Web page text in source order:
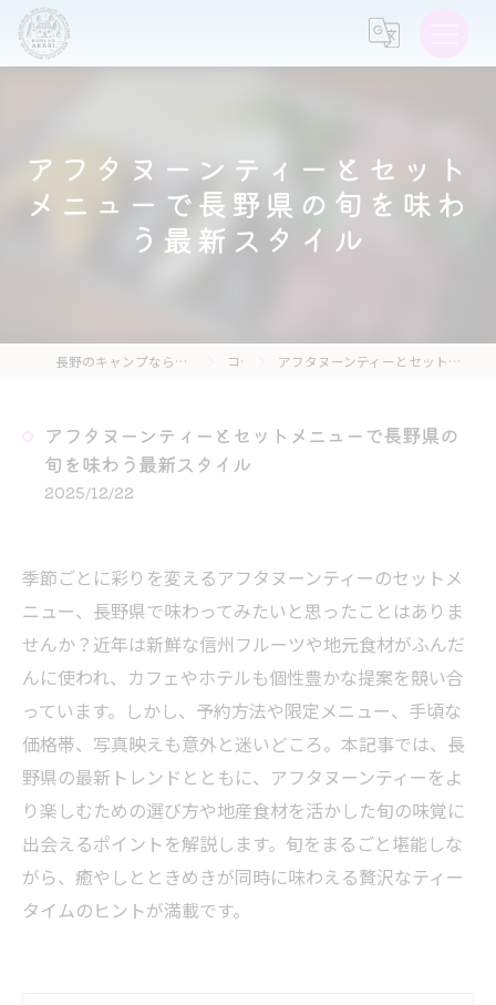
アフタヌーンティーとセット
メニューで長野県の旬を味わ
う最新スタイル
長野のキャンプなら森の灯キャンプ場・茶亭 森の灯 コラム アフタヌーンティーとセットメニューで長野県の旬を味わう最新スタイル
アフタヌーンティーとセットメニューで長野県の
旬を味わう最新スタイル
2025/12/22
季節ごとに彩りを変えるアフタヌーンティーのセットメ
ニュー、長野県で味わってみたいと思ったことはありま
せんか？近年は新鮮な信州フルーツや地元食材がふんだ
んに使われ、カフェやホテルも個性豊かな提案を競い合
っています。しかし、予約方法や限定メニュー、手頃な
価格帯、写真映えも意外と迷いどころ。本記事では、長
野県の最新トレンドとともに、アフタヌーンティーをよ
り楽しむための選び方や地産食材を活かした旬の味覚に
出会えるポイントを解説します。旬をまるごと堪能しな
がら、癒やしとときめきが同時に味わえる贅沢なティー
タイムのヒントが満載です。